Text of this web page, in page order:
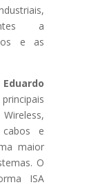
a
e as
Eduardo
e
maior
O
ISA